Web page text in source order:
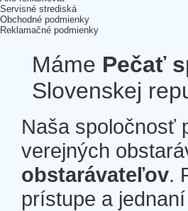
Servisné strediská
Obchodné podmienky
Reklamačné podmienky
Máme Pečať
Slovenskej
Naša spoločnosť
verejných
obstarávateľov.
prístupe a